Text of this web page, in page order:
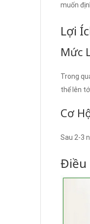
muốn
Lợi
Mức
Trong
thể lên
Cơ
Sau 2-3
Điều